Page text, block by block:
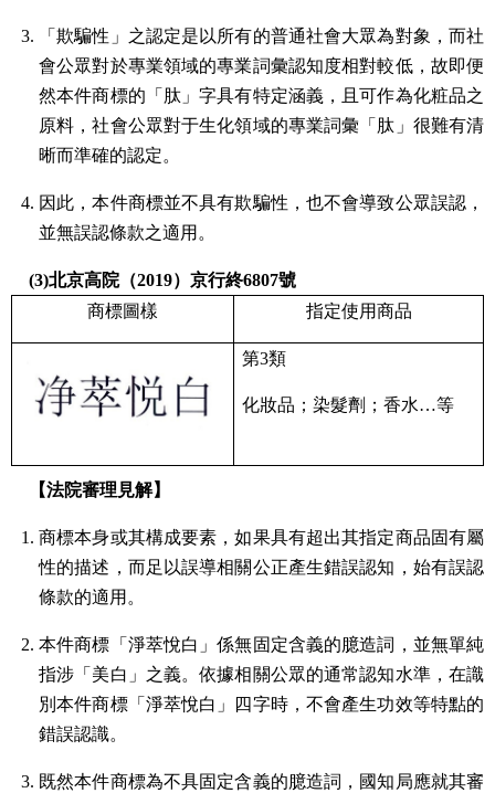
「欺騙性」之認定是以所有的普通社會大眾為對象，而社
會公眾對於專業領域的專業詞彙認知度相對較低，故即便
然本件商標的「肽」字具有特定涵義，且可作為化粧品之
原料，社會公眾對于生化領域的專業詞彙「肽」很難有清
晰而準確的認定。
因此，本件商標並不具有欺騙性，也不會導致公眾誤認，
並無誤認條款之適用。
(3)北京高院（2019）京行終6807號
商標圖樣
指定使用商品
第3類
化妝品；染髮劑；香水…等
【法院審理見解】
商標本身或其構成要素，如果具有超出其指定商品固有屬
性的描述，而足以誤導相關公正產生錯誤認知，始有誤認
條款的適用。
本件商標「淨萃悅白」係無固定含義的臆造詞，並無單純
指涉「美白」之義。依據相關公眾的通常認知水準，在識
別本件商標「淨萃悅白」四字時，不會產生功效等特點的
錯誤認識。
既然本件商標為不具固定含義的臆造詞，國知局應就其審